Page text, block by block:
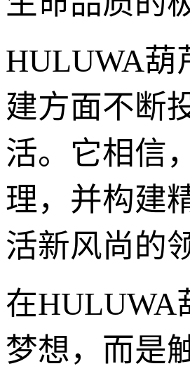
HULUWA葫
建方面不断
活。它相信
理，并构建
活新风尚的
在HULUWA
梦想，而是